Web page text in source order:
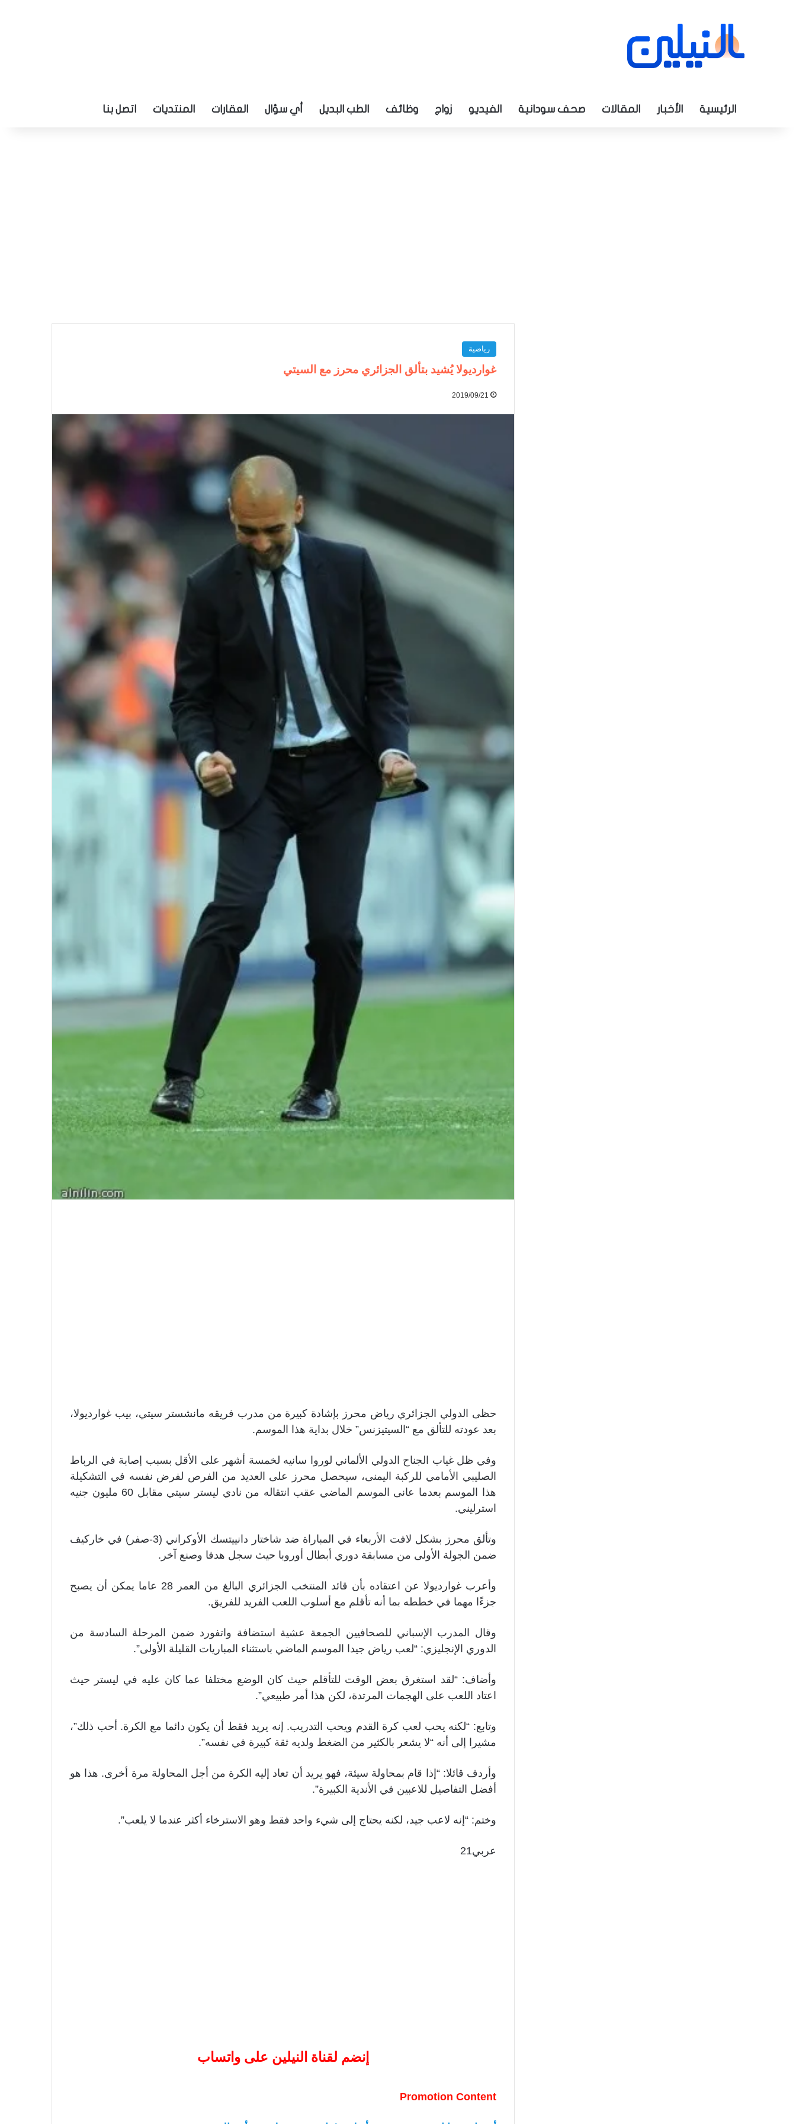
الرئيسية الأخبار المقالات صحف سودانية الفيديو زواج وظائف الطب البديل أي سؤال العقارات المنتديات اتصل بنا
رياضية
غوارديولا يُشيد بتألق الجزائري محرز مع السيتي
2019/09/21
حظى الدولي الجزائري رياض محرز بإشادة كبيرة من مدرب فريقه مانشستر سيتي، بيب غوارديولا،
بعد عودته للتألق مع “السيتيزنس” خلال بداية هذا الموسم.
وفي ظل غياب الجناح الدولي الألماني لوروا سانيه لخمسة أشهر على الأقل بسبب إصابة في الرباط
الصليبي الأمامي للركبة اليمنى، سيحصل محرز على العديد من الفرص لفرض نفسه في التشكيلة
هذا الموسم بعدما عانى الموسم الماضي عقب انتقاله من نادي ليستر سيتي مقابل 60 مليون جنيه
استرليني.
وتألق محرز بشكل لافت الأربعاء في المباراة ضد شاختار دانييتسك الأوكراني (3-صفر) في خاركيف
ضمن الجولة الأولى من مسابقة دوري أبطال أوروبا حيث سجل هدفا وصنع آخر.
وأعرب غوارديولا عن اعتقاده بأن قائد المنتخب الجزائري البالغ من العمر 28 عاما يمكن أن يصبح
جزءًا مهما في خططه بما أنه تأقلم مع أسلوب اللعب الفريد للفريق.
وقال المدرب الإسباني للصحافيين الجمعة عشية استضافة واتفورد ضمن المرحلة السادسة من
الدوري الإنجليزي: “لعب رياض جيدا الموسم الماضي باستثناء المباريات القليلة الأولى”.
وأضاف: “لقد استغرق بعض الوقت للتأقلم حيث كان الوضع مختلفا عما كان عليه في ليستر حيث
اعتاد اللعب على الهجمات المرتدة، لكن هذا أمر طبيعي”.
وتابع: “لكنه يحب لعب كرة القدم ويحب التدريب. إنه يريد فقط أن يكون دائما مع الكرة. أحب ذلك”،
مشيرا إلى أنه “لا يشعر بالكثير من الضغط ولديه ثقة كبيرة في نفسه”.
وأردف قائلا: “إذا قام بمحاولة سيئة، فهو يريد أن تعاد إليه الكرة من أجل المحاولة مرة أخرى. هذا هو
أفضل التفاصيل للاعبين في الأندية الكبيرة”.
وختم: “إنه لاعب جيد، لكنه يحتاج إلى شيء واحد فقط وهو الاسترخاء أكثر عندما لا يلعب”.
عربي21
إنضم لقناة النيلين على واتساب
Promotion Content